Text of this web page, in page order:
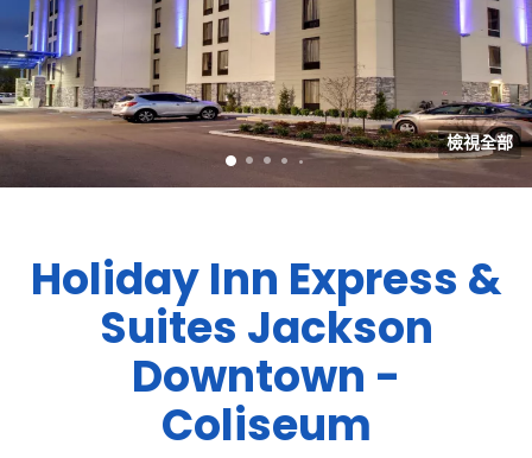
檢視全部
Holiday Inn Express &
Suites Jackson
Downtown -
Coliseum